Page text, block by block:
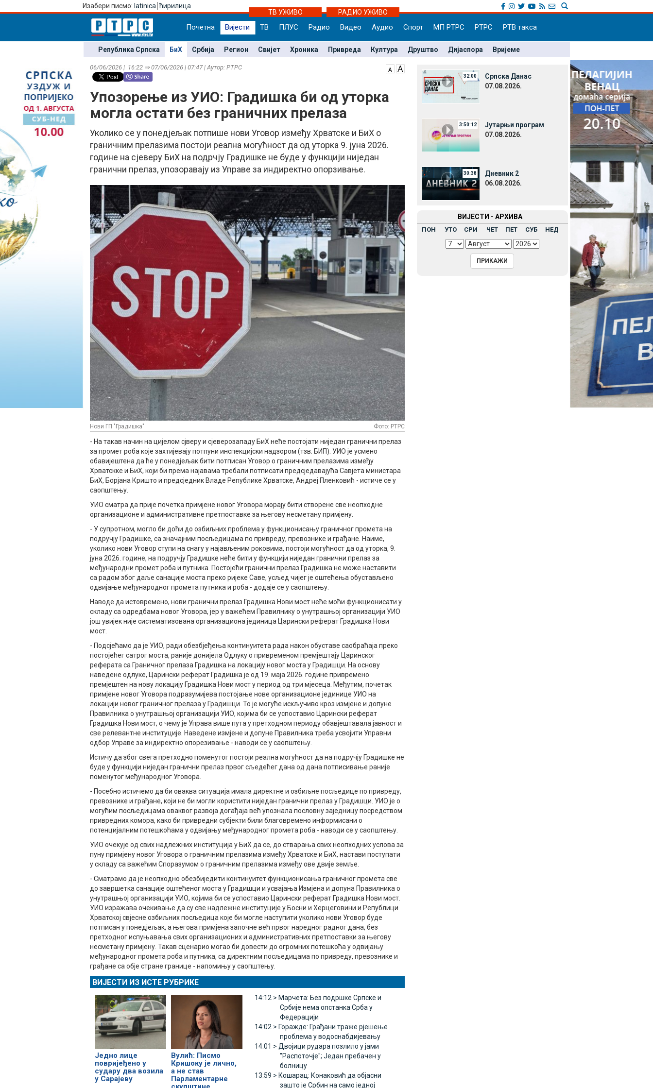
Изабери писмо: latinica ћирилица
ТВ УЖИВО
РАДИО УЖИВО
Почетна Вијести ТВ ПЛУС Радио Видео Аудио Спорт МП РТРС РТРС РТВ такса
Република Српска БиХ Србија Регион Свијет Хроника Привреда Култура Друштво Дијаспора Вријеме
06/06/2026 | 16:22 ⇒ 07/06/2026 | 07:47 | Аутор: РТРС
Упозорење из УИО: Градишка би од уторка
могла остати без граничних прелаза
Уколико се у понедјељак потпише нови Уговор између Хрватске и БиХ о
граничним прелазима постоји реална могућност да од уторка 9. јуна 2026.
године на сјеверу БиХ на подрчју Градишке не буде у функцији ниједан
гранични прелаз, упозоравају из Управе за индиректно опорзивање.
Нови ГП "Градишка" Фото: РТРС
- На такав начин на цијелом сјверу и сјеверозападу БиХ неће постојати ниједан гранични прелаз
за промет роба које захтијевају потпуни инспекцијски надзором (тзв. БИП). УИО је усмено
обавијештена да ће у понедјељак бити потписан Уговор о граничним прелазима између
Хрватскке и БиХ, који би према најавама требали потписати предсједавајућа Савјета министара
БиХ, Борјана Кришто и предсједник Владе Републике Хрватске, Андреј Пленковић - истиче се у
саопштењу.
УИО сматра да прије почетка примјене новог Уговора морају бити створене све неопходне
организационе и административне претпоставке за његову несметану примјену.
- У супротном, могло би доћи до озбиљних проблема у функционисању граничног промета на
подручју Градишке, са значајним посљедицама по привреду, превознике и грађане. Наиме,
уколико нови Уговор ступи на снагу у најављеним роковима, постоји могућност да од уторка, 9.
јуна 2026. године, на подручју Градишке неће бити у функцији ниједан гранични прелаз за
међународни промет роба и путника. Постојећи гранични прелаз Градишка не може наставити
са радом због даље санације моста преко ријеке Саве, усљед чијег је оштећења обустављено
одвијање међународног промета путника и роба - додаје се у саопштењу.
Наводе да истовремено, нови гранични прелаз Градишка Нови мост неће моћи функционисати у
складу са одредбама новог Уговора, јер у важећем Правилнику о унутрашњој организацији УИО
још увијек није систематизована организациона јединица Царински реферат Градишка Нови
мост.
- Подсјећамо да је УИО, ради обезбјеђења континуитета рада након обуставе саобраћаја преко
постојећег сатрог моста, раније донијела Одлуку о привременом премјештају Царинског
реферата са Граничног прелаза Градишка на локацију новог моста у Градишци. На основу
наведене одлуке, Царински реферат Градишка је од 19. маја 2026. године привремено
премјештен на нову локацију Градишка Нови мост у период од три мјесеца. Међутим, почетак
примјене новог Уговора подразумијева постојање нове организационе јединице УИО на
локацији новог граничног прелаза у Градишци. То је могуће искључиво кроз измјене и допуне
Правилника о унутрашњој организацији УИО, којима би се успоставио Царински реферат
Градишка Нови мост, о чему је Управа више пута у претходном периоду обавјештавала јавност и
све релевантне институције. Наведене измјене и допуне Правилника треба усвојити Управни
одбор Управе за индиректно опорезивање - наводи се у саопштењу.
Истичу да због свега претходно поменутог постоји реална могућност да на подручју Градишке не
буде у функцији ниједан гранични прелаз првог сљедећег дана од дана потписивање раније
поменутог међународног Уговора.
- Посебно истичемо да би оваква ситуација имала директне и озбиљне посљедице по привреду,
превознике и грађане, који не би могли користити ниједан гранични прелаз у Градишци. УИО је о
могућим посљедицама оваквог развоја догађаја већ упознала пословну заједницу посредством
привредних комора, како би привредни субјекти били благовремено информисани о
потенцијалним потешкоћама у одвијању међународног промета роба - наводи се у саопштењу.
УИО очекује од свих надлежних институција у БиХ да се, до стварања свих неопходних услова за
пуну примјену новог Уговора о граничним прелазима између Хрватске и БиХ, настави поступати
у складу са важећим Споразумом о граничним прелазима између ове двије земље.
- Сматрамо да је неопходно обезбиједити континуитет функционисања граничног промета све
до завршетка санације оштећеног моста у Градишци и усвајања Измјена и допуна Правилника о
унутрашњој организацији УИО, којима би се успоставио Царински реферат Градишка Нови мост.
УИО изражава очекивање да су све надлежне институције у Босни и Херцеговини и Републици
Хрватској свјесне озбиљних посљедица које би могле наступити уколико нови Уговор буде
потписан у понедјељак, а његова примјена започне већ првог наредног радног дана, без
претходног испуњавања свих организационих и административних претпоставки за његову
несметану примјену. Такав сценарио могао би довести до огромних потешкоћа у одвијању
међународног промета роба и путника, са директним посљедицама по привреду, превознике и
грађане са обје стране границе - напомињу у саопштењу.
ВИЈЕСТИ ИЗ ИСТЕ РУБРИКЕ
Једно лице
повријеђено у
судару два возила
у Сарајеву
Вулић: Писмо
Кришоку је лично,
а не став
Парламентарне
14:12 > Марчета: Без подршке Српске и
Србије нема опстанка Срба у
Федерацији
14:02 > Горажде: Грађани траже рјешење
проблема у водоснабдијевању
14:01 > Двојици рудара позлило у јами
"Распоточје"; Један пребачен у
болницу
13:59 > Кошарац: Конаковић да објасни
зашто је Србин на само једној
32:00
Српска Данас
07.08.2026.
3:50:12
Јутарњи програм
07.08.2026.
30:38
Дневник 2
06.08.2026.
ВИЈЕСТИ - АРХИВА
ПОН УТО СРИ ЧЕТ ПЕТ СУБ НЕД